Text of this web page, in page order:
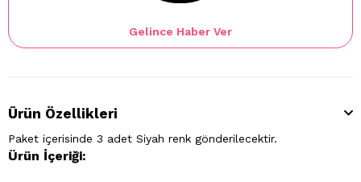
Gelince Haber Ver
Ürün Özellikleri
Paket içerisinde 3 adet Siyah renk gönderilecektir.
Ürün İçeriği: